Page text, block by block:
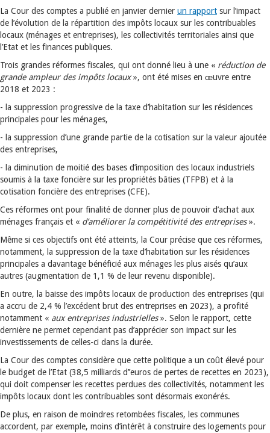
La Cour des comptes a publié en janvier dernier un rapport sur l’impact
de l’évolution de la répartition des impôts locaux sur les contribuables
locaux (ménages et entreprises), les collectivités territoriales ainsi que
l’Etat et les finances publiques.
Trois grandes réformes fiscales, qui ont donné lieu à une « réduction de
grande ampleur des impôts locaux», ont été mises en œuvre entre
2018 et 2023 :
- la suppression progressive de la taxe d’habitation sur les résidences
principales pour les ménages,
- la suppression d’une grande partie de la cotisation sur la valeur ajoutée
des entreprises,
- la diminution de moitié des bases d’imposition des locaux industriels
soumis à la taxe foncière sur les propriétés bâties (TFPB) et à la
cotisation foncière des entreprises (CFE).
Ces réformes ont pour finalité de donner plus de pouvoir d’achat aux
ménages français et « d’améliorer la compétitivité des entreprises».
Même si ces objectifs ont été atteints, la Cour précise que ces réformes,
notamment, la suppression de la taxe d’habitation sur les résidences
principales a davantage bénéficié aux ménages les plus aisés qu’aux
autres (augmentation de 1,1 % de leur revenu disponible).
En outre, la baisse des impôts locaux de production des entreprises (qui
a accru de 2,4 % l’excédent brut des entreprises en 2023), a profité
notamment « aux entreprises industrielles». Selon le rapport, cette
dernière ne permet cependant pas d’apprécier son impact sur les
investissements de celles-ci dans la durée.
La Cour des comptes considère que cette politique a un coût élevé pour
le budget de l’Etat (38,5 milliards d’’euros de pertes de recettes en 2023),
qui doit compenser les recettes perdues des collectivités, notamment les
impôts locaux dont les contribuables sont désormais exonérés.
De plus, en raison de moindres retombées fiscales, les communes
accordent, par exemple, moins d’intérêt à construire des logements pour